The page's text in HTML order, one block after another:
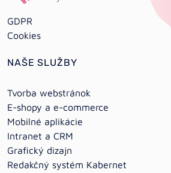
GDPR
Cookies
NAŠE SLUŽBY
Tvorba webstránok
E-shopy a e-commerce
Mobilné aplikácie
Intranet a CRM
Grafický dizajn
Redakčný systém Kabernet